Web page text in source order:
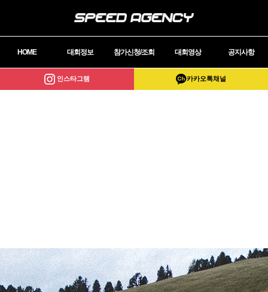
HOME 대회정보 참가신청/조회 대회영상 공지사항
인스타그램 카카오톡채널